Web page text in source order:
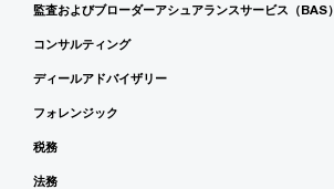
監査およびブローダーアシュアランスサービス（BAS）
コンサルティング
ディールアドバイザリー
フォレンジック
税務
法務